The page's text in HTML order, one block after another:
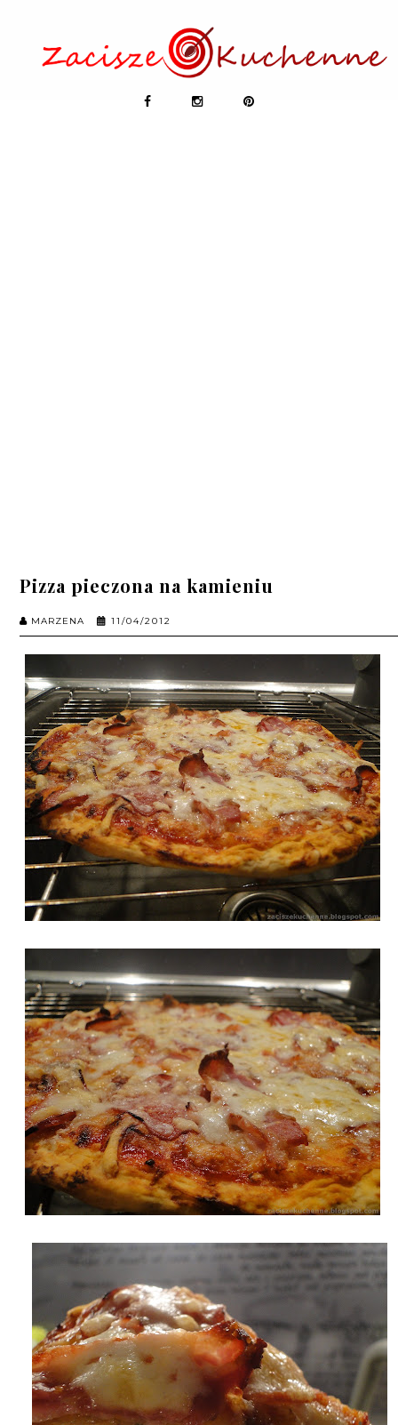
Pizza pieczona na kamieniu
MARZENA 11/04/2012